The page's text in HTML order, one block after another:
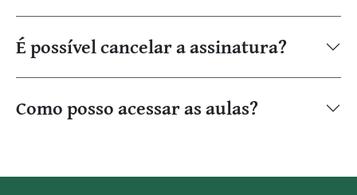
É possível cancelar a assinatura?
Como posso acessar as aulas?